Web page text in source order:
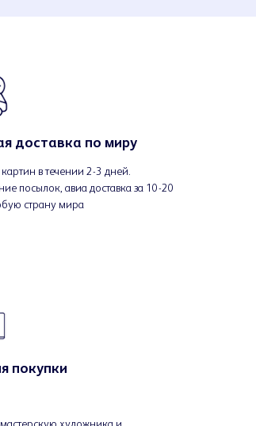
доставка по миру
в течении 2-3 дней.
посылок, авиа доставка за 10-20
страну мира
покупки